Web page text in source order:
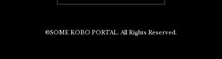
©SOME KOBO PORTAL. All Rights Reserved.